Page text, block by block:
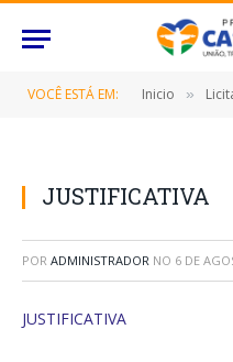
VOCÊ ESTÁ EM: Inicio »
JUSTIFICATIVA
POR ADMINISTRADOR NO 6 DE
JUSTIFICATIVA